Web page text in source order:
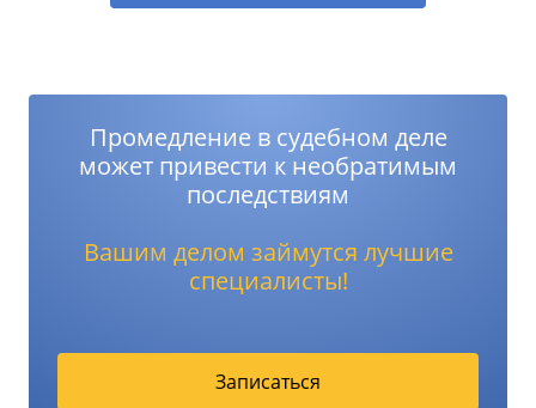
Промедление в судебном деле
может привести к необратимым
последствиям
Вашим делом займутся лучшие
специалисты!
Записаться